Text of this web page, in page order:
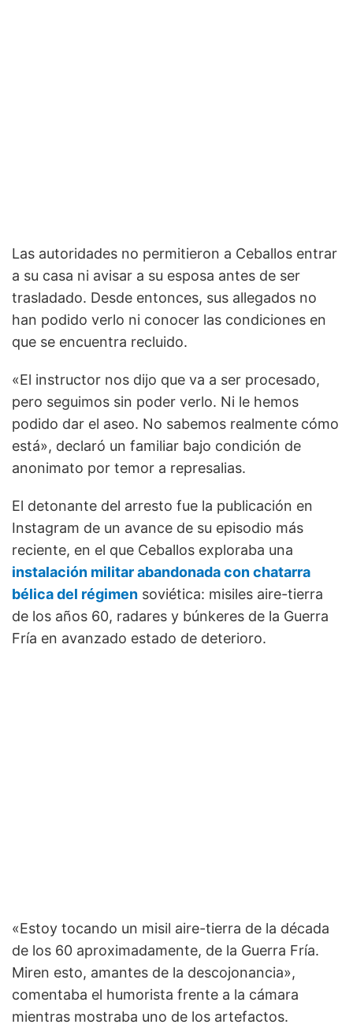
Las autoridades no permitieron a Ceballos entrar
a su casa ni avisar a su esposa antes de ser
trasladado. Desde entonces, sus allegados no
han podido verlo ni conocer las condiciones en
que se encuentra recluido.
«El instructor nos dijo que va a ser procesado,
pero seguimos sin poder verlo. Ni le hemos
podido dar el aseo. No sabemos realmente cómo
está», declaró un familiar bajo condición de
anonimato por temor a represalias.
El detonante del arresto fue la publicación en
Instagram de un avance de su episodio más
reciente, en el que Ceballos exploraba una
instalación militar abandonada con chatarra
bélica del régimen soviética: misiles aire-tierra
de los años 60, radares y búnkeres de la Guerra
Fría en avanzado estado de deterioro.
«Estoy tocando un misil aire-tierra de la década
de los 60 aproximadamente, de la Guerra Fría.
Miren esto, amantes de la descojonancia»,
comentaba el humorista frente a la cámara
mientras mostraba uno de los artefactos.